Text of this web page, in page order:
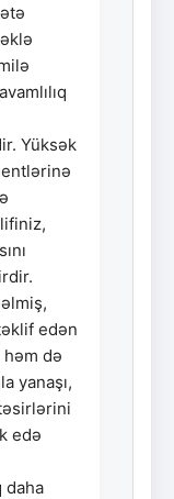
Yüksək
edən
həm də
yanaşı,
edə
daha